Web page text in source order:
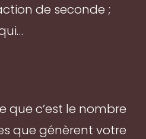
de seconde ;
que c’est le nombre
que génèrent votre